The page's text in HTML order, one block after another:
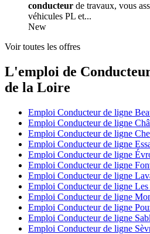
conducteur de travaux, vous
véhicules PL et...
New
Voir toutes les offres
L'emploi de
de la Loire
Emploi Conducteur de ligne
Emploi Conducteur de ligne
Emploi Conducteur de ligne
Emploi Conducteur de ligne
Emploi Conducteur de ligne
Emploi Conducteur de ligne
Emploi Conducteur de ligne
Emploi Conducteur de ligne
Emploi Conducteur de ligne
Emploi Conducteur de ligne
Emploi Conducteur de ligne
Emploi Conducteur de ligne